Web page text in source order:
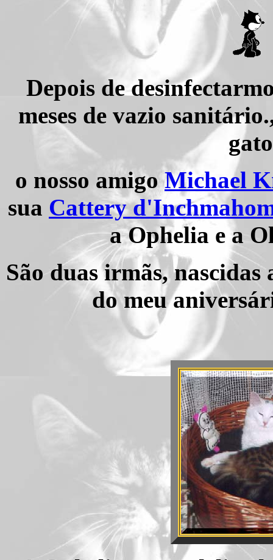
Depois de
meses de vazio
o nosso amigoMichael
sua Cattery
a Ophelia e a
São duas irmãs,
do meu